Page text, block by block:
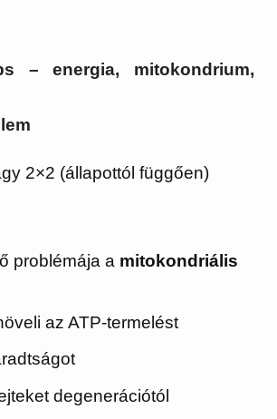
– energia, mitokondrium,
2×2 (állapottól függően)
problémája a mitokondriális
az ATP-termelést
degenerációtól